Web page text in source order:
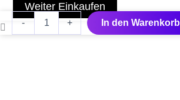
Weiter Einkaufen
-
AquaSweep
+ In den Warenkorb